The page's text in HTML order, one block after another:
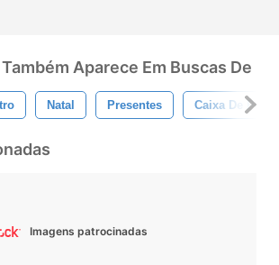
Aparece Em Buscas De
Natal Presentes Caixa De
Imagens patrocinadas